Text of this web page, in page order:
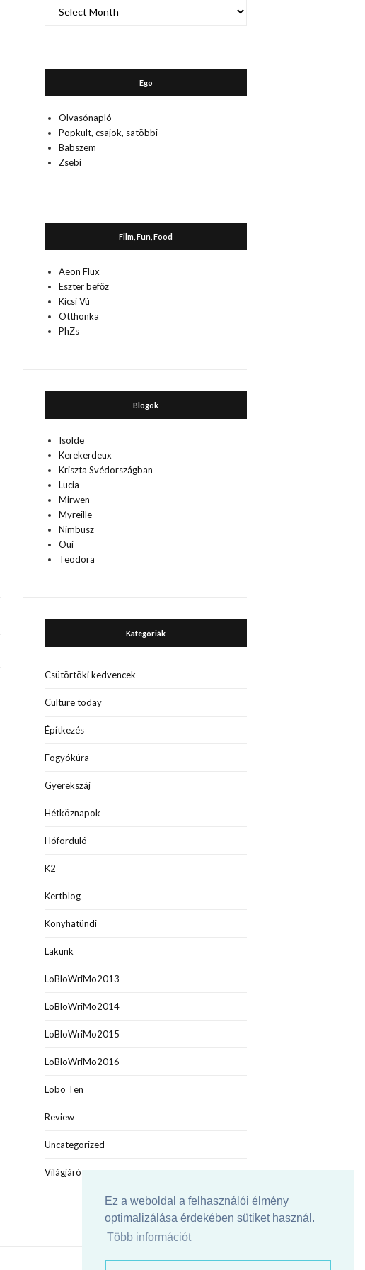
Ez a weboldal a felhasználói élmény
optimalizálása érdekében sütiket használ.
Több információt
múlt
Ego
Olvasónapló
Popkult, csajok, satöbbi
Babszem
Zsebi
Film, Fun, Food
Aeon Flux
Eszter befőz
Kicsi Vú
Otthonka
PhZs
Blogok
Isolde
Kerekerdeux
Kriszta Svédországban
Lucia
Mirwen
Myreille
Nimbusz
Oui
Teodora
Kategóriák
Csütörtöki kedvencek
Culture today
Építkezés
Fogyókúra
Gyerekszáj
Hétköznapok
Hóforduló
K2
Kertblog
Konyhatündi
Lakunk
LoBloWriMo2013
LoBloWriMo2014
LoBloWriMo2015
LoBloWriMo2016
Lobo Ten
Review
Uncategorized
Világjáró